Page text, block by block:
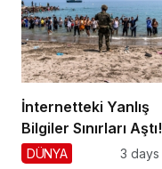
İnternetteki Yanlış
Bilgiler Sınırları Aştı!
DÜNYA 3